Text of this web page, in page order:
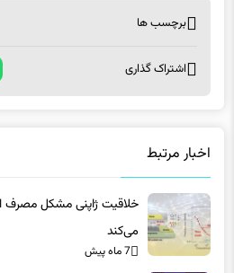
برچسب ها
اشتراک گذاری
اخبار مرتبط
خلاقیت ژاپنی مشکل
می‌کند
7 ماه پیش